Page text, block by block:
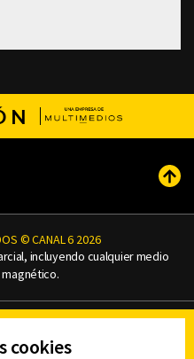
© CANAL 6 2026
incluyendo cualquier medio
cookies